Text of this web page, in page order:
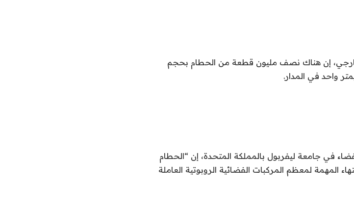
إن هناك نصف مليون قطعة من الحطام بحجم
في جامعة ليفربول بالمملكة المتحدة، إن “الحطام
المهمة لمعظم المركبات الفضائية الروبوتية العاملة